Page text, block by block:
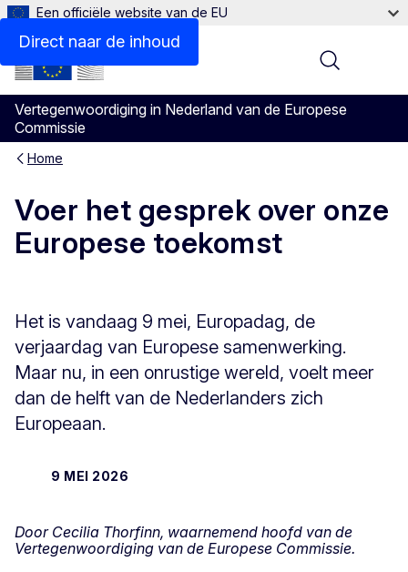
Direct naar de inhoud
Een officiële website van de EU
Vertegenwoordiging in Nederland van de Europese
Commissie
Menu
Home
Voer het gesprek over onze
Europese toekomst
Het is vandaag 9 mei, Europadag, de
verjaardag van Europese samenwerking.
Maar nu, in een onrustige wereld, voelt meer
dan de helft van de Nederlanders zich
Europeaan.
9 MEI 2026
Door Cecilia Thorfinn, waarnemend hoofd van de
Vertegenwoordiging van de Europese Commissie.